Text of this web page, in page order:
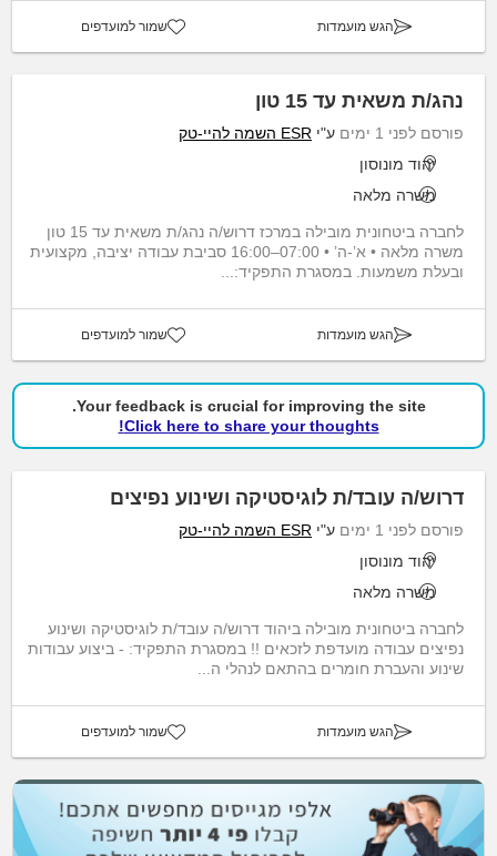
הגש מועמדות שמור למועדפים
נהג/ת משאית עד 15 טון
פורסם לפני 1 ימים ע"י ESR השמה להיי-טק
יהוד מונוסון
משרה מלאה
לחברה ביטחונית מובילה במרכז דרוש/ה נהג/ת משאית עד 15 טון
משרה מלאה • א’-ה’ • 07:00–16:00 סביבת עבודה יציבה, מקצועית
ובעלת משמעות. במסגרת התפקיד:...
הגש מועמדות שמור למועדפים
Your feedback is crucial for improving the site.
Click here to share your thoughts!
דרוש/ה עובד/ת לוגיסטיקה ושינוע נפיצים
פורסם לפני 1 ימים ע"י ESR השמה להיי-טק
יהוד מונוסון
משרה מלאה
לחברה ביטחונית מובילה ביהוד דרוש/ה עובד/ת לוגיסטיקה ושינוע
נפיצים עבודה מועדפת לזכאים !! במסגרת התפקיד: - ביצוע עבודות
שינוע והעברת חומרים בהתאם לנהלי ה...
הגש מועמדות שמור למועדפים